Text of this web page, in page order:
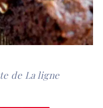
de La ligne